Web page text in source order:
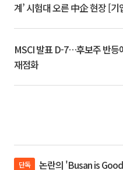
계’ 시험대 오른 中企 현장 [기
MSCI 발표 D-7…후보주 반등
재점화
단독